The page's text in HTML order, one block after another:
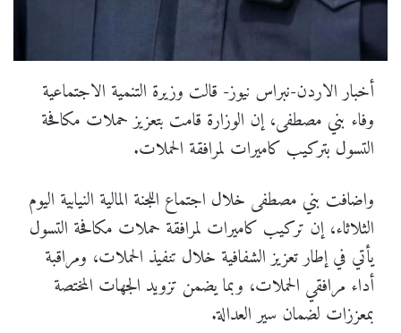
أخبار الاردن-نبراس نيوز- قالت وزيرة التنمية الاجتماعية
وفاء بني مصطفى، إن الوزارة قامت بتعزيز حملات مكافحة
التسول بتركيب كاميرات لمرافقة الحملات.
واضافت بني مصطفى خلال اجتماع اللجنة المالية النيابية اليوم
الثلاثاء، إن تركيب كاميرات لمرافقة حملات مكافحة التسول
يأتي في إطار تعزيز الشفافية خلال تنفيذ الحملات، ومراقبة
أداء مرافقي الحملات، وبما يضمن تزويد الجهات المختصة
بمعززات لضمان سير العدالة.